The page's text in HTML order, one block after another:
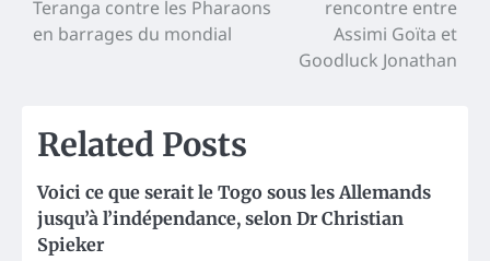
navigation
Teranga contre les Pharaons
en barrages du mondial
rencontre entre
Assimi Goïta et
Goodluck Jonathan
Related Posts
Voici ce que serait le Togo sous les Allemands
jusqu’à l’indépendance, selon Dr Christian
Spieker